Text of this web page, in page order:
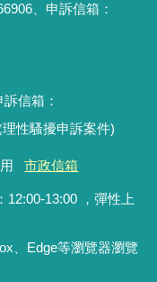
、申訴信箱：
訴信箱 ：
性騷擾申訴案件)
市政信箱
12:00-13:00 ，彈性上
、Edge等瀏覽器瀏覽